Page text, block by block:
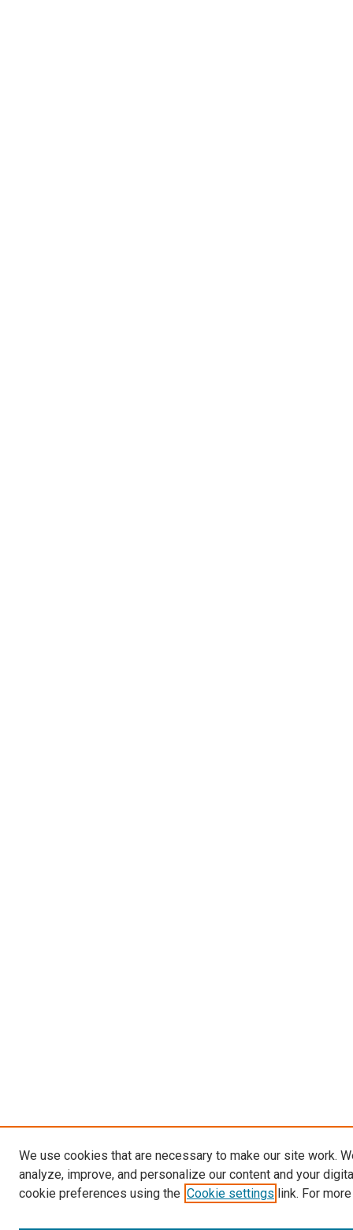
We use cookies that are necessary to make our site work.
analyze, improve, and personalize our content and your
cookie preferences using the Cookie settings link. For